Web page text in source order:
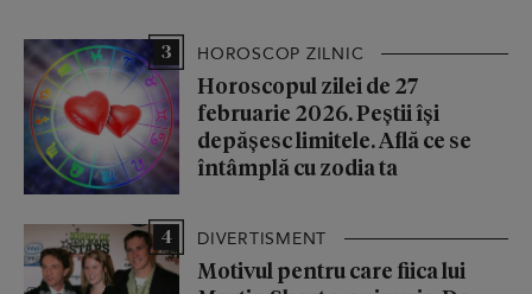
3 HOROSCOP ZILNIC
Horoscopul zilei de 27
februarie 2026. Peștii își
depășesc limitele. Află ce se
întâmplă cu zodia ta
4 DIVERTISMENT
Motivul pentru care fiica lui